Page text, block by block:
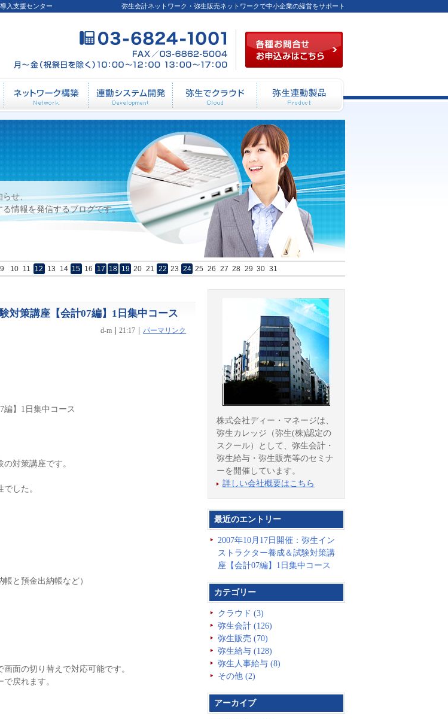
弥生会計ネットワーク・弥生販売ネットワークで中小企業の経営をサポート
入支援センター
らせ、
情報を発信するブログです。
9 10 11 12 13 14 15 16 17 18 19 20 21 22 23 24 25 26 27 28 29 30 31
対策講座【会計07編】1日集中コース
d-m 21:17 パーマリンク
編】1日集中コース
対策講座です。
した。
と預金出納帳など）
面の切り替えで対応可能です。
戻れます。
株式会社ディー・マネージは、
弥生カレッジ（弥生(株)認定の
スクール）として、弥生会計・
弥生給与・弥生販売等のセミナ
ーを開催しています。
詳しい会社概要はこちら
最近のエントリー
2007年10月17日開催：弥生イン
ストラクター養成＆試験対策講
座【会計07編】1日集中コース
カテゴリー
クラウド (3)
弥生会計 (126)
弥生販売 (70)
弥生給与 (128)
弥生人事給与 (8)
その他 (2)
アーカイブ
00～
導入・運用サポート ネットワーク構築 連動システム開発 弥生でクラウド